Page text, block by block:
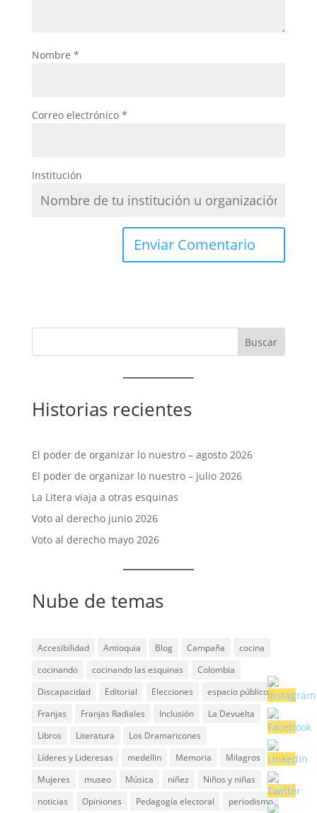
Nombre *
Correo electrónico *
Institución
Historias recientes
El poder de organizar lo nuestro – agosto 2026
El poder de organizar lo nuestro – julio 2026
La Litera viaja a otras esquinas
Voto al derecho junio 2026
Voto al derecho mayo 2026
Nube de temas
Accesibilidad Antioquia Blog Campaña
cocina
cocinando
cocinando las esquinas
Colombia
Discapacidad
Editorial Elecciones
espacio público
Franjas
Franjas Radiales Inclusión
La Devuelta
Libros
Literatura
Los Dramaricones
Líderes y Lideresas
medellin Memoria
Milagros
Mujeres
museo Música niñez
Niños y niñas
noticias
Opiniones Pedagogía electoral
periodismo